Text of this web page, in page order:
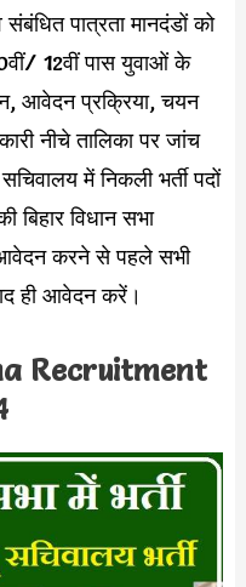
पात्रता मानदंडों को
12वीं पास युवाओं के
आवेदन प्रक्रिया, चयन
नीचे तालिका पर जांच
में निकली भर्ती पदों
बिहार विधान सभा
आवेदन करने से पहले सभी
ही आवेदन करें।
Recruitment